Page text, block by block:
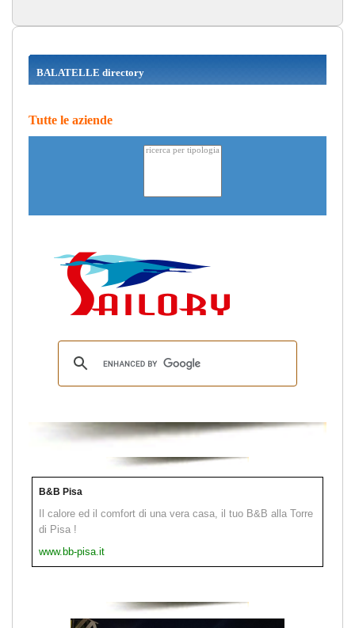
BALATELLE directory
Tutte le aziende
B&B Pisa
Il calore ed il comfort di una vera casa, il tuo B&B alla Torre
di Pisa !
www.bb-pisa.it